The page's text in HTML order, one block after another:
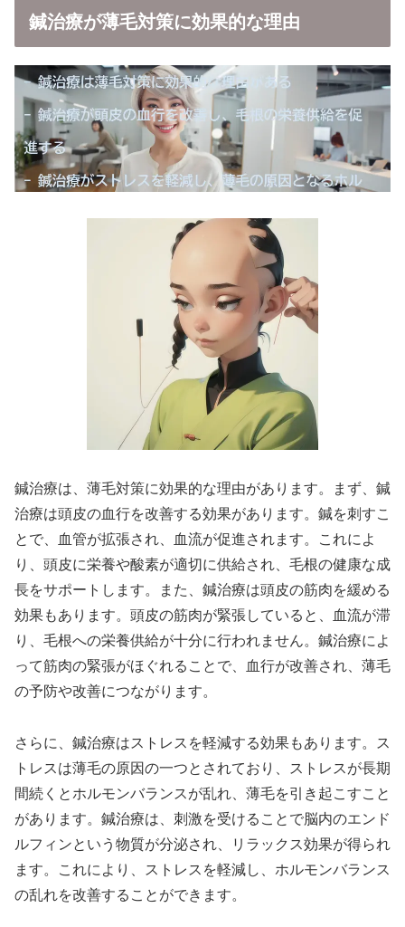
鍼治療が薄毛対策に効果的な理由
鍼治療は、薄毛対策に効果的な理由があります。まず、鍼
治療は頭皮の血行を改善する効果があります。鍼を刺すこ
とで、血管が拡張され、血流が促進されます。これによ
り、頭皮に栄養や酸素が適切に供給され、毛根の健康な成
長をサポートします。また、鍼治療は頭皮の筋肉を緩める
効果もあります。頭皮の筋肉が緊張していると、血流が滞
り、毛根への栄養供給が十分に行われません。鍼治療によ
って筋肉の緊張がほぐれることで、血行が改善され、薄毛
の予防や改善につながります。
さらに、鍼治療はストレスを軽減する効果もあります。ス
トレスは薄毛の原因の一つとされており、ストレスが長期
間続くとホルモンバランスが乱れ、薄毛を引き起こすこと
があります。鍼治療は、刺激を受けることで脳内のエンド
ルフィンという物質が分泌され、リラックス効果が得られ
ます。これにより、ストレスを軽減し、ホルモンバランス
の乱れを改善することができます。